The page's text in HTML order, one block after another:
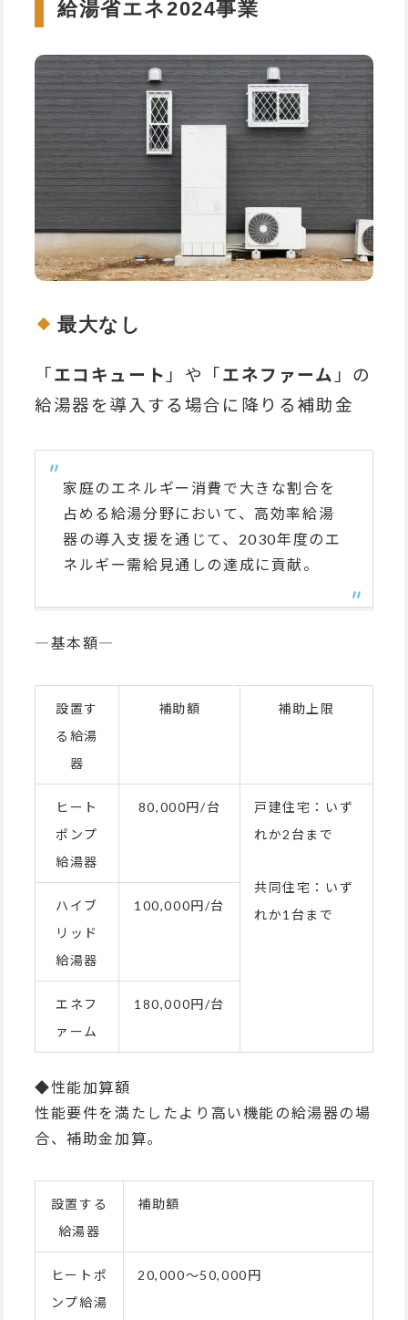
給湯省エネ2024事業
最大なし
「エコキュート 」や「エネファーム 」の
給湯器を導入する場合に降りる補助金
家庭のエネルギー消費で大きな割合を
占める給湯分野において、高効率給湯
器の導入支援を通じて、2030年度のエ
ネルギー需給見通しの達成に貢献。
―基本額―
設置す
る給湯
器
補助額 補助上限
ヒート
ポンプ
給湯器
80,000円/台
戸建住宅：いず
れか2台まで
共同住宅：いず
れか1台まで
ハイブ
リッド
給湯器
100,000円/台
エネフ
ァーム
180,000円/台
◆性能加算額
性能要件を満たしたより高い機能の給湯器の場
合、補助金加算。
設置する
給湯器
補助額
ヒートポ
ンプ給湯
20,000～50,000円